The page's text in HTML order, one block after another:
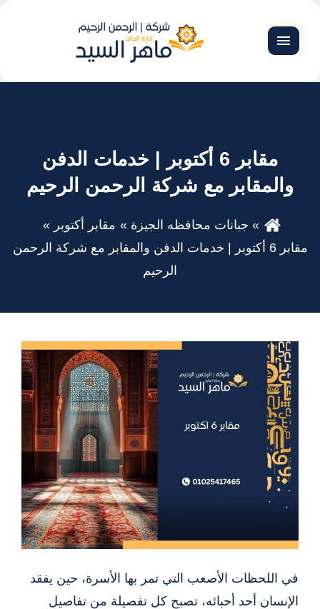
القائمة
مقابر 6 أكتوبر | خدمات الدفن
والمقابر مع شركة الرحمن الرحيم
جبانات محافظه الجيزة
مقابر أكتوبر
مقابر 6 أكتوبر | خدمات الدفن والمقابر مع شركة الرحمن
الرحيم
في اللحظات الأصعب التي تمر بها الأسرة، حين يفقد
الإنسان أحد أحبائه، تصبح كل تفصيلة من تفاصيل